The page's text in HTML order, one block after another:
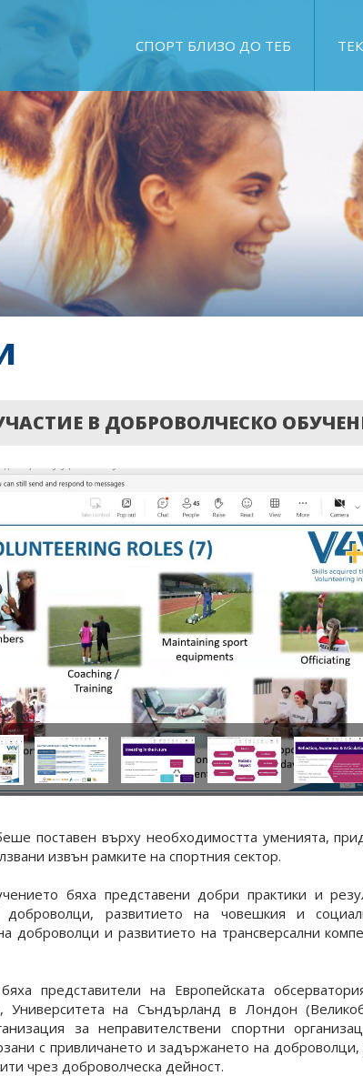
СПОРТ БЛИЗО ДО ТЕБ
В ДОБРОВОЛЧЕСКО
поставен върху необходимостта уменията,
извън рамките на спортния сектор.
бяха представени добри практики и
развитието на човешкия и
доброволци и развитието на трансверсални
представители на Европейската
Университета на Съндърланд в Лондон
за неправителствени спортни
с привличането и задържането на
чрез доброволческа дейност.